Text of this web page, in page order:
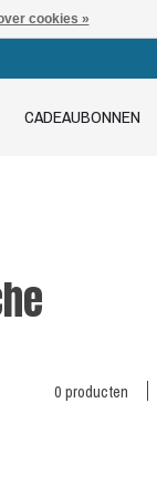
CADEAUBONNEN
0 producten
cookies »